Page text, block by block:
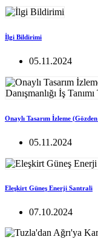
İlgi Bildirimi
05.11.2024
Onaylı Tasarım İzleme
05.11.2024
Eleşkirt Güneş Enerji Santrali
07.10.2024